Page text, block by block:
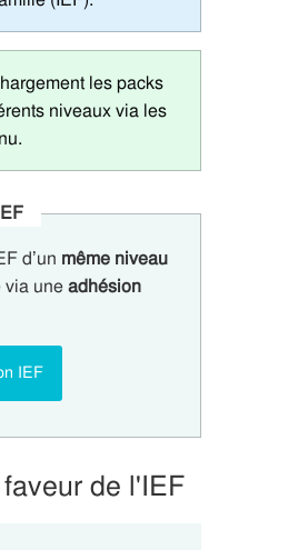
les packs
niveaux via les
d’un même niveau
via uneadhésion
IEF
de l'IEF